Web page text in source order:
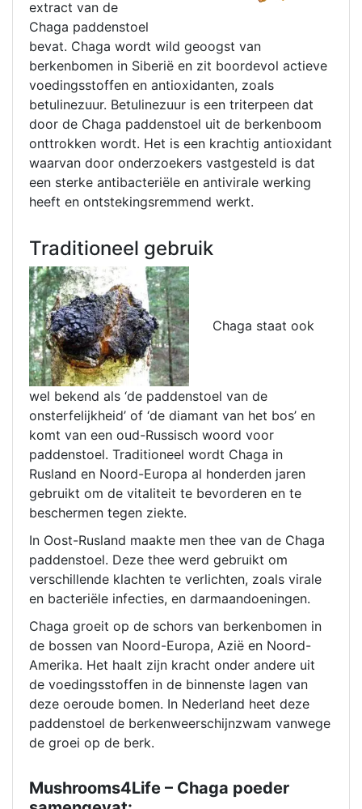
extract van de
Chaga paddenstoel
bevat. Chaga wordt wild geoogst van
berkenbomen in Siberië en zit boordevol actieve
voedingsstoffen en antioxidanten, zoals
betulinezuur. Betulinezuur is een triterpeen dat
door de Chaga paddenstoel uit de berkenboom
onttrokken wordt. Het is een krachtig antioxidant
waarvan door onderzoekers vastgesteld is dat
een sterke antibacteriële en antivirale werking
heeft en ontstekingsremmend werkt.
Traditioneel gebruik
Chaga staat ook
wel bekend als ‘de paddenstoel van de
onsterfelijkheid’ of ‘de diamant van het bos’ en
komt van een oud-Russisch woord voor
paddenstoel. Traditioneel wordt Chaga in
Rusland en Noord-Europa al honderden jaren
gebruikt om de vitaliteit te bevorderen en te
beschermen tegen ziekte.
In Oost-Rusland maakte men thee van de Chaga
paddenstoel. Deze thee werd gebruikt om
verschillende klachten te verlichten, zoals virale
en bacteriële infecties, en darmaandoeningen.
Chaga groeit op de schors van berkenbomen in
de bossen van Noord-Europa, Azië en Noord-
Amerika. Het haalt zijn kracht onder andere uit
de voedingsstoffen in de binnenste lagen van
deze oeroude bomen. In Nederland heet deze
paddenstoel de berkenweerschijnzwam vanwege
de groei op de berk.
Mushrooms4Life – Chaga poeder